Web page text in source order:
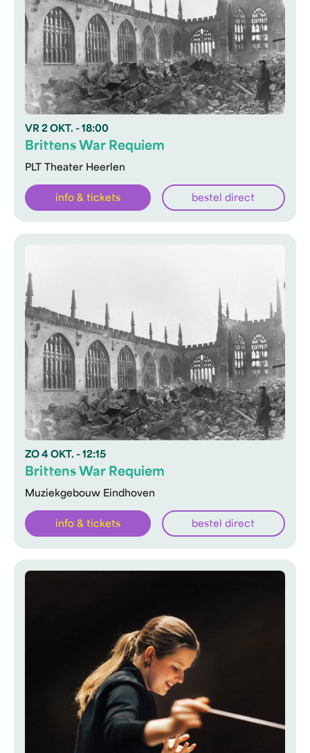
VR 2 OKT. - 18:00
PLT Theater Heerlen
Brittens War Requiem
info & tickets bestel direct
ZO 4 OKT. - 12:15
Muziekgebouw Eindhoven
Brittens War Requiem
info & tickets bestel direct